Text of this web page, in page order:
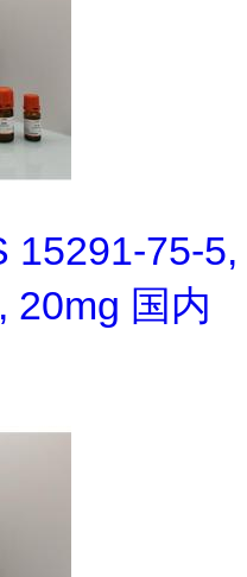
15291-75-5,
20mg 国内